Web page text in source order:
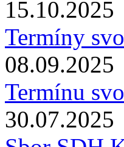
15.10.2025
Termíny
08.09.2025
Termínu
30.07.2025